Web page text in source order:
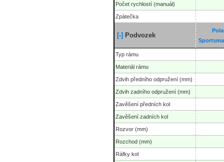
Počet rychlostí (manuál)
Zpátečka
[-] Podvozek
Typ rámu
Materiál rámu
Zdvih předního odpružení (mm)
Zdvih zadního odpružení (mm)
Zavěšení předních kol
Zavěšení zadních kol
Rozvor (mm)
Rozchod (mm)
Ráfky kol